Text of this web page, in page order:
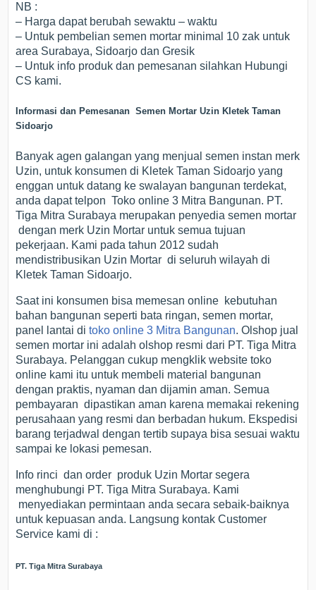
NB :
– Harga dapat berubah sewaktu – waktu
– Untuk pembelian semen mortar minimal 10 zak untuk
area Surabaya, Sidoarjo dan Gresik
– Untuk info produk dan pemesanan silahkan Hubungi
CS kami.
Informasi dan Pemesanan Semen Mortar Uzin Kletek Taman
Sidoarjo
Banyak agen galangan yang menjual semen instan merk
Uzin, untuk konsumen di Kletek Taman Sidoarjo yang
enggan untuk datang ke swalayan bangunan terdekat,
anda dapat telpon Toko online 3 Mitra Bangunan. PT.
Tiga Mitra Surabaya merupakan penyedia semen mortar
dengan merk Uzin Mortar untuk semua tujuan
pekerjaan. Kami pada tahun 2012 sudah
mendistribusikan Uzin Mortar di seluruh wilayah di
Kletek Taman Sidoarjo.
Saat ini konsumen bisa memesan online kebutuhan
bahan bangunan seperti bata ringan, semen mortar,
panel lantai ditoko online 3 Mitra Bangunan. Olshop jual
semen mortar ini adalah olshop resmi dari PT. Tiga Mitra
Surabaya. Pelanggan cukup mengklik website toko
online kami itu untuk membeli material bangunan
dengan praktis, nyaman dan dijamin aman. Semua
pembayaran dipastikan aman karena memakai rekening
perusahaan yang resmi dan berbadan hukum. Ekspedisi
barang terjadwal dengan tertib supaya bisa sesuai waktu
sampai ke lokasi pemesan.
Info rinci dan order produk Uzin Mortar segera
menghubungi PT. Tiga Mitra Surabaya. Kami
menyediakan permintaan anda secara sebaik-baiknya
untuk kepuasan anda. Langsung kontak Customer
Service kami di :
PT. Tiga Mitra Surabaya